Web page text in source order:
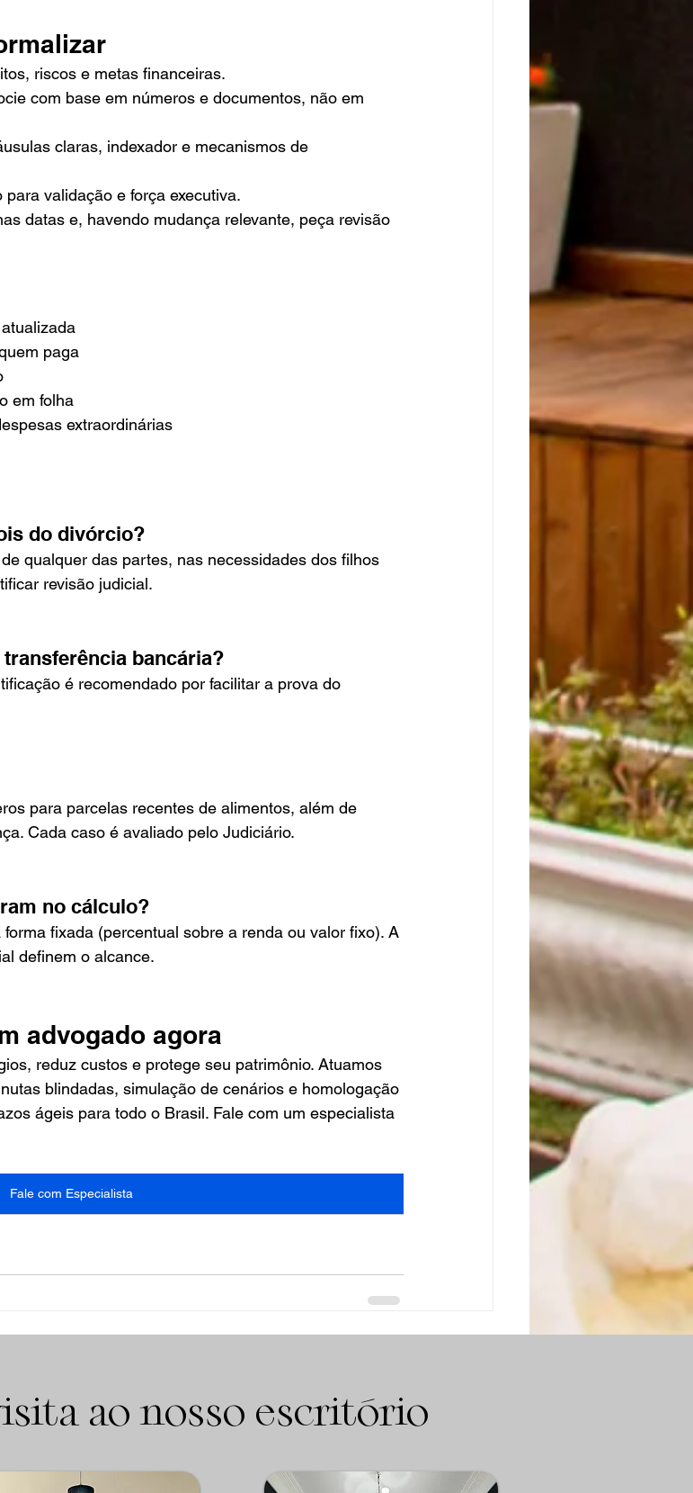
riscos e metas financeiras.
com base em números e documentos, não em
claras, indexador e mecanismos de
validação e força executiva.
datas e, havendo mudança relevante, peça revisão
paga
em folha
extraordinárias
do divórcio?
qualquer das partes, nas necessidades dos filhos
revisão judicial.
bancária?
é recomendado por facilitar a prova do
para parcelas recentes de alimentos, além de
Cada caso é avaliado pelo Judiciário.
no cálculo?
fixada (percentual sobre a renda ou valor fixo). A
definem o alcance.
advogado agora
reduz custos e protege seu patrimônio. Atuamos
blindadas, simulação de cenários e homologação
ágeis para todo o Brasil. Fale com um especialista
Fale com Especialista
ao nosso escritório